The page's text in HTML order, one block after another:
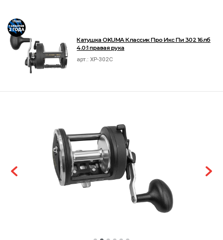
Катушка OKUMA Классик Про Икс Пи 302 16лб
4.0:1 правая рука
арт.:XP-302C